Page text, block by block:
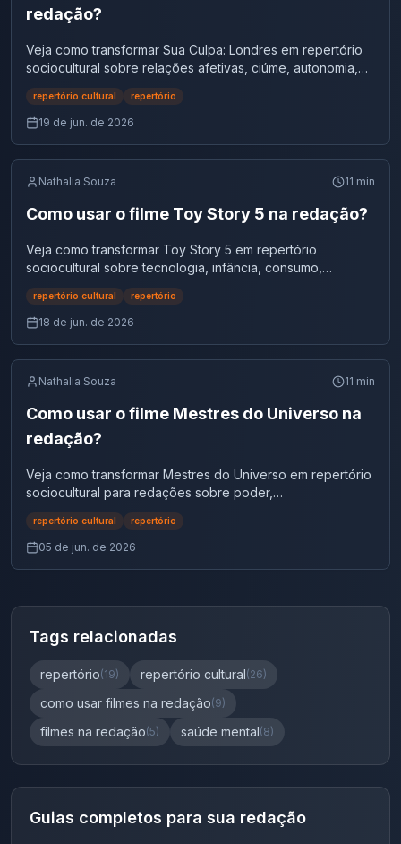
redação?
Veja como transformar Sua Culpa: Londres em repertório
sociocultural sobre relações afetivas, ciúme, autonomia,
saúde emocional e juventude.
repertório cultural repertório
19 de jun. de 2026
Nathalia Souza 11 min
Como usar o filme Toy Story 5 na redação?
Veja como transformar Toy Story 5 em repertório
sociocultural sobre tecnologia, infância, consumo,
convivência, imaginação e vínculos afetivos.
repertório cultural repertório
18 de jun. de 2026
Nathalia Souza 11 min
Como usar o filme Mestres do Universo na
redação?
Veja como transformar Mestres do Universo em repertório
sociocultural para redações sobre poder,
responsabilidade, autoritarismo, juventude e cultura pop.
repertório cultural repertório
05 de jun. de 2026
Tags relacionadas
repertório(19) repertório cultural(26)
como usar filmes na redação(9)
filmes na redação(5) saúde mental(8)
Guias completos para sua redação